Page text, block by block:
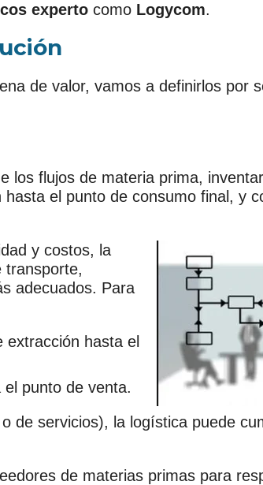
experto como Logycom.
de valor, vamos a definirlos por
los flujos de materia prima,
el punto de consumo final, y
y costos, la
transporte,
adecuados. Para
hasta el
punto de venta.
de servicios), la logística puede
de materias primas para